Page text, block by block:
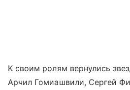
К своим ролям вернулись
Арчил Гомиашвили, Сергей